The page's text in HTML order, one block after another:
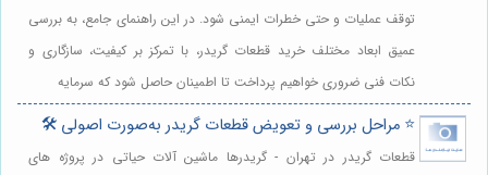
توقف عملیات و حتی خطرات ایمنی شود. در این راهنمای جامع، به بررسی
عمیق ابعاد مختلف خرید قطعات گریدر، با تمرکز بر کیفیت، سازگاری و
نکات فنی ضروری خواهیم پرداخت تا اطمینان حاصل شود که سرمایه
⭐️ مراحل بررسی و تعویض قطعات گریدر به‌صورت اصولی 🛠️
قطعات گریدر در تهران - گریدرها ماشین آلات حیاتی در پروژه های